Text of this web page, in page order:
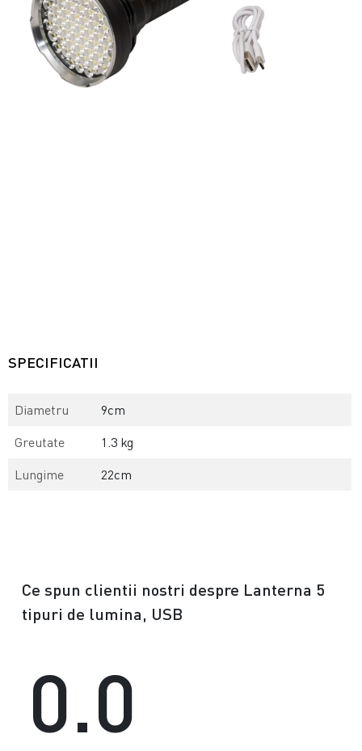
SPECIFICATII
Diametru
9cm
Greutate
1.3 kg
Lungime
22cm
Ce spun clientii nostri despre Lanterna 5
tipuri de lumina, USB
0.0